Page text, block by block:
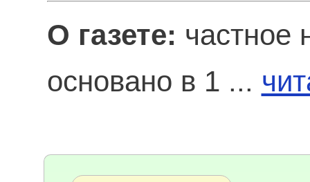
О газете: частное
основано в 1 ...